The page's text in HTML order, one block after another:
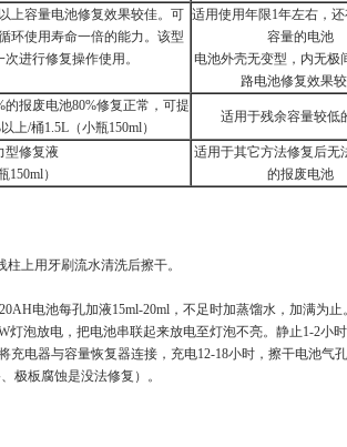
上容量电池修复效果较佳。可
环使用寿命一倍的能力。该型
进行修复操作使用。
适用使用年限1年左右，
容量的电池
电池外壳无变型，内无极
路电池修复效果
报废电池80%修复正常，可提
上/桶1.5L（小瓶150ml）
适用于残余容量较低
型修复液
150ml）
适用于其它方法修复后无
的报废电池
上用牙刷流水清洗后擦干。
电池每孔加液15ml-20ml，不足时加蒸馏水，加满为止。
泡放电，把电池串联起来放电至灯泡不亮。静止1-2小时
电器与容量恢复器连接，充电12-18小时，擦干电池气
极板腐蚀是没法修复）。